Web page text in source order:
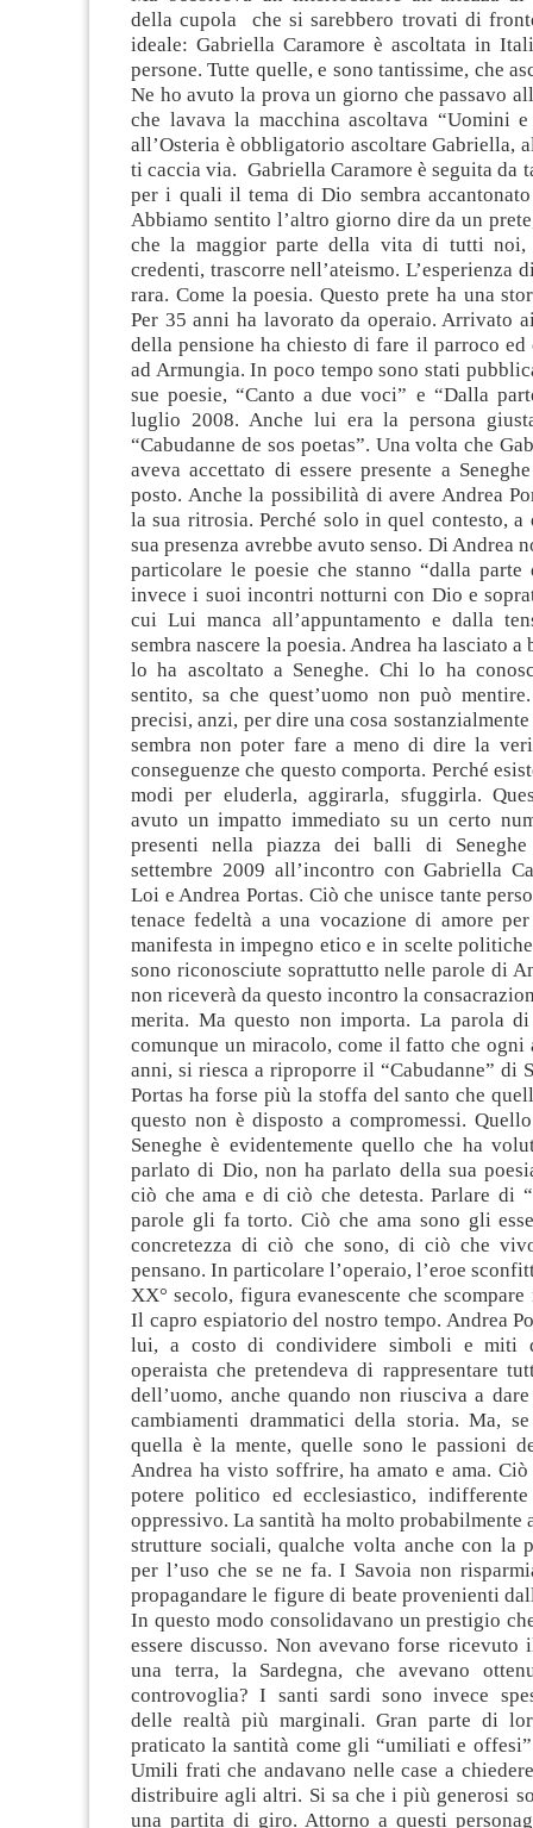
della cupola che si sarebbero trovati di
ideale: Gabriella Caramore è ascoltata in
persone. Tutte quelle, e sono tantissime, che
Ne ho avuto la prova un giorno che passavo
che lavava la macchina ascoltava “Uomini
all’Osteria è obbligatorio ascoltare Gabriella,
ti caccia via. Gabriella Caramore è seguita da
per i quali il tema di Dio sembra
Abbiamo sentito l’altro giorno dire da un
che la maggior parte della vita di tutti noi,
credenti, trascorre nell’ateismo. L’esperienza
rara. Come la poesia. Questo prete ha una
Per 35 anni ha lavorato da operaio. Arrivato
della pensione ha chiesto di fare il parroco ed
ad Armungia. In poco tempo sono stati
sue poesie, “Canto a due voci” e “Dalla
luglio 2008. Anche lui era la persona
“Cabudanne de sos poetas”. Una volta che
aveva accettato di essere presente a
posto. Anche la possibilità di avere Andrea
la sua ritrosia. Perché solo in quel contesto, a
sua presenza avrebbe avuto senso. Di Andrea
particolare le poesie che stanno “dalla
invece i suoi incontri notturni con Dio e
cui Lui manca all’appuntamento e dalla
sembra nascere la poesia. Andrea ha lasciato a
lo ha ascoltato a Seneghe. Chi lo ha
sentito, sa che quest’uomo non può
precisi, anzi, per dire una cosa
sembra non poter fare a meno di dire la
conseguenze che questo comporta. Perché
modi per eluderla, aggirarla, sfuggirla.
avuto un impatto immediato su un certo
presenti nella piazza dei balli di
settembre 2009 all’incontro con Gabriella
Loi e Andrea Portas. Ciò che unisce tante
tenace fedeltà a una vocazione di amore
manifesta in impegno etico e in scelte
sono riconosciute soprattutto nelle parole di
non riceverà da questo incontro la
merita. Ma questo non importa. La parola
comunque un miracolo, come il fatto che ogni
anni, si riesca a riproporre il “Cabudanne” di
Portas ha forse più la stoffa del santo che
questo non è disposto a compromessi.
Seneghe è evidentemente quello che ha
parlato di Dio, non ha parlato della sua
ciò che ama e di ciò che detesta. Parlare di
parole gli fa torto. Ciò che ama sono gli
concretezza di ciò che sono, di ciò che
pensano. In particolare l’operaio, l’eroe
XX° secolo, figura evanescente che
Il capro espiatorio del nostro tempo. Andrea
lui, a costo di condividere simboli e miti
operaista che pretendeva di rappresentare
dell’uomo, anche quando non riusciva a
cambiamenti drammatici della storia. Ma,
quella è la mente, quelle sono le passioni
Andrea ha visto soffrire, ha amato e ama.
potere politico ed ecclesiastico,
oppressivo. La santità ha molto probabilmente
strutture sociali, qualche volta anche con la
per l’uso che se ne fa. I Savoia non
propagandare le figure di beate provenienti
In questo modo consolidavano un prestigio
essere discusso. Non avevano forse
una terra, la Sardegna, che avevano
controvoglia? I santi sardi sono invece
delle realtà più marginali. Gran parte di
praticato la santità come gli “umiliati e
Umili frati che andavano nelle case a
distribuire agli altri. Si sa che i più generosi
una partita di giro. Attorno a questi